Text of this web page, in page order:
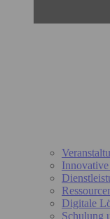
Digitale
Schulung